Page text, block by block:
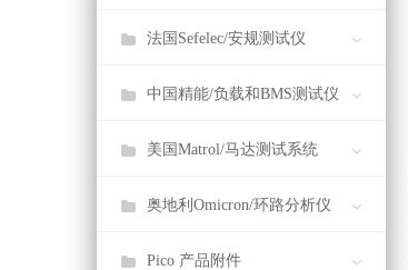
法国Sefelec/安规测试仪
中国精能/负载和BMS测试仪
美国Matrol/马达测试系统
奥地利Omicron/环路分析仪
Pico 产品附件